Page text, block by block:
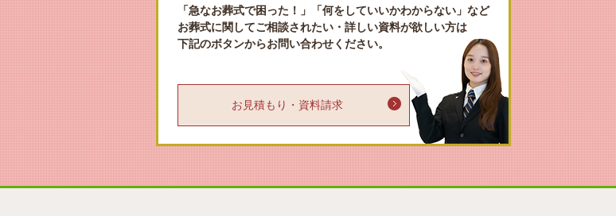
「急なお葬式で困った！」「何をしていいかわからない」など
お葬式に関してご相談されたい・詳しい資料が欲しい方は
下記のボタンからお問い合わせください。
お見積もり・資料請求